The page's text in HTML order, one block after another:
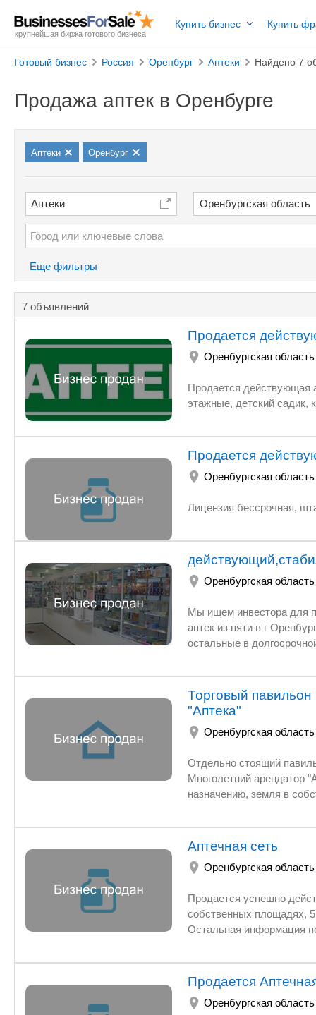
крупнейшая биржа готового бизнеса
Купить бизнес Купить
Готовый бизнес Россия Оренбург Аптеки Найдено 7
Продажа аптек в Оренбурге
Аптеки Оренбург
Аптеки Оренбургская область
Еще фильтры
7 объявлений
Продается
Оренбургская область
Продается действующая
этажные, детский садик,
Продается
Оренбургская область
Лицензия бессрочная,
Оренбургская область
Мы ищем инвестора для покупки, рентабельного, действующего
аптек из пяти в г Оренбурге, на рынке более 13 лет. Одна аптека в собственности $180 м2,
остальные в долгосрочной аренде. Среднемесячная прибыль 860 тысяч рублей. Срок
Торговый
"Аптека"
Оренбургская область
Отдельно стоящий
Многолетний арендатор "Аптека". Ежемесячно = 150 000 руб. Можно использовать по другому
назначению, земля в
Аптечная сеть
Оренбургская область
Продается успешно
собственных площадях,
Остальная информация
Продается
Оренбургская область